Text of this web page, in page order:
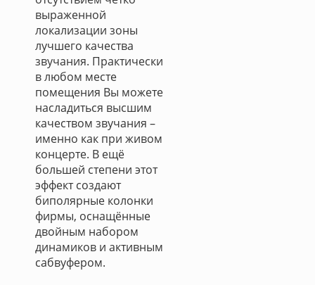
выраженной
локализации зоны
лучшего качества
звучания. Практически
в любом месте
помещения Вы можете
насладиться высшим
качеством звучания –
именно как при живом
концерте. В ещё
большей степени этот
эффект создают
биполярные колонки
фирмы, оснащённые
двойным набором
динамиков и активным
сабвуфером.